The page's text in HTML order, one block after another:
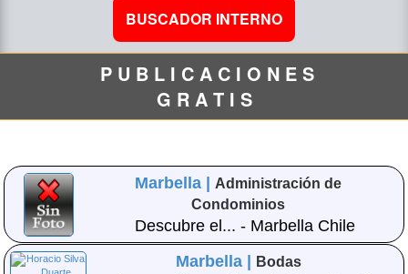
P U B L I C A C I O N E S
G R A T I S
Marbella |Administración de
Condominios
Descubre el... - Marbella Chile
Marbella |
Bodas